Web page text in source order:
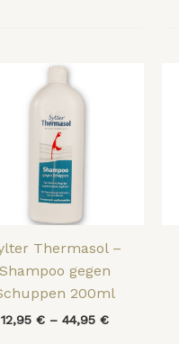
Thermasol –
Shampoo gegen
200ml
12,95 €– 44,95 €